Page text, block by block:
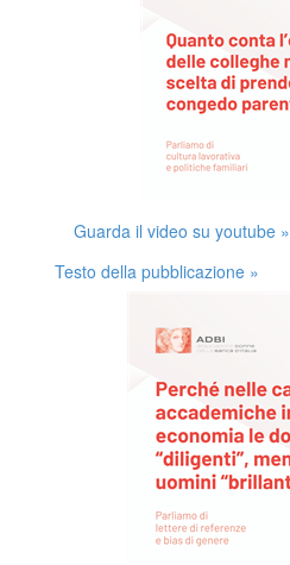
Guarda il video su youtube »
Testo della pubblicazione »